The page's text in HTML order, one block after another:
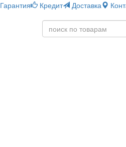
Гарантия Кредит Доставка